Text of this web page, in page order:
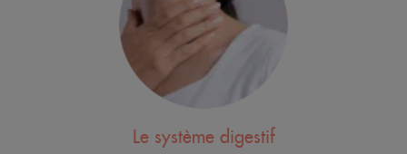
Le système digestif